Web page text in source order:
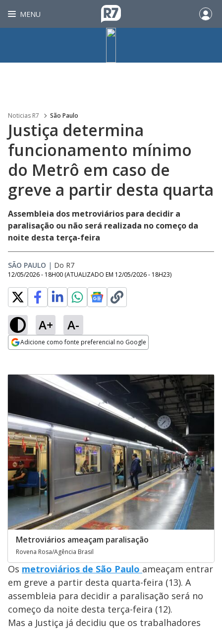
MENU
Noticias R7 São Paulo
Justiça determina
funcionamento mínimo
do Metrô em caso de
greve a partir desta quarta
Assembleia dos metroviários para decidir a
paralisação ou não será realizada no começo da
noite desta terça-feira
SÃO PAULO | Do R7
12/05/2026 - 18H00 (ATUALIZADO EM 12/05/2026 - 18H23)
A+ A-
Adicione como fonte preferencial no Google
Metroviários ameaçam paralisação
Rovena Rosa/Agência Brasil
Os metroviários de São Paulo ameaçam entrar
em greve a partir desta quarta-feira (13). A
assembleia para decidir a paralisação será no
começo da noite desta terça-feira (12).
Mas a Justiça já decidiu que os trabalhadores